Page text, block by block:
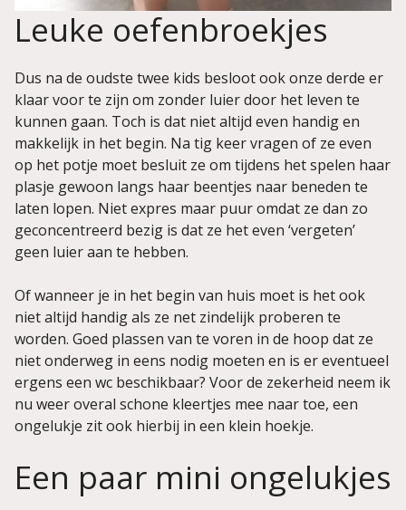
Leuke oefenbroekjes
Dus na de oudste twee kids besloot ook onze derde er
klaar voor te zijn om zonder luier door het leven te
kunnen gaan. Toch is dat niet altijd even handig en
makkelijk in het begin. Na tig keer vragen of ze even
op het potje moet besluit ze om tijdens het spelen haar
plasje gewoon langs haar beentjes naar beneden te
laten lopen. Niet expres maar puur omdat ze dan zo
geconcentreerd bezig is dat ze het even ‘vergeten’
geen luier aan te hebben.
Of wanneer je in het begin van huis moet is het ook
niet altijd handig als ze net zindelijk proberen te
worden. Goed plassen van te voren in de hoop dat ze
niet onderweg in eens nodig moeten en is er eventueel
ergens een wc beschikbaar? Voor de zekerheid neem ik
nu weer overal schone kleertjes mee naar toe, een
ongelukje zit ook hierbij in een klein hoekje.
Een paar mini ongelukjes